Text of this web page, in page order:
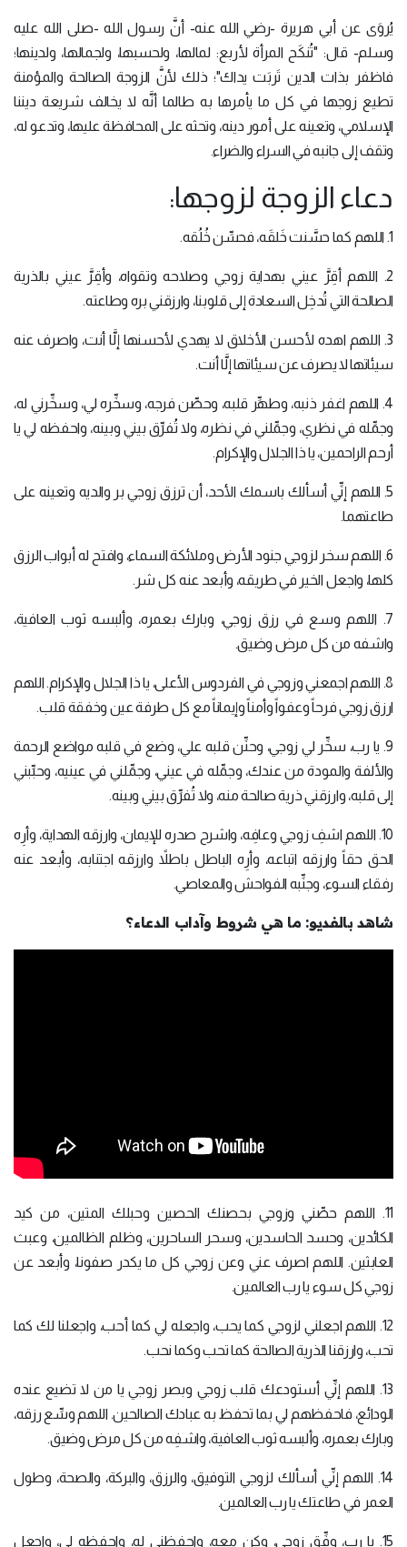
يُروَى عن أبي هريرة -رضي الله عنه- أنَّ رسول الله -صلى الله عليه
وسلم- قال: "تُنكَح المرأة لأربع: لمالها، ولحسبها، ولجمالها، ولدينها؛
فاظفر بذات الدين تَربَت يداك"؛ ذلك لأنَّ الزوجة الصالحة والمؤمنة
تطيع زوجها في كل ما يأمرها به طالما أنَّه لا يخالف شريعة ديننا
الإسلامي، وتعينه على أمور دينه، وتحثه على المحافظة عليها، وتدعو له،
وتقف إلى جانبه في السراء والضراء.
دعاء الزوجة لزوجها:
1. اللهم كما حسَّنت خَلقَه، فحسِّن خُلُقه.
2. اللهم أقِرَّ عيني بهداية زوجي وصلاحه وتقواه، وأقِرَّ عيني بالذرية
الصالحة التي تُدخِل السعادة إلى قلوبنا، وارزقني بره وطاعته.
3. اللهم اهده لأحسن الأخلاق لا يهدي لأحسنها إلَّا أنت، واصرف عنه
سيئاتها لا يصرف عن سيئاتها إلَّا أنت.
4. اللهم اغفر ذنبه، وطهِّر قلبه، وحصِّن فرجه، وسخِّره لي، وسخِّرني له،
وجمِّله في نظري، وجمِّلني في نظره، ولا تُفرِّق بيني وبينه، واحفظه لي يا
أرحم الراحمين، يا ذا الجلال والإكرام.
5. اللهم إنِّي أسألك باسمك الأحد، أن ترزق زوجي بر والديه وتعينه على
طاعتهما.
6. اللهم سخر لزوجي جنود الأرض وملائكة السماء، وافتح له أبواب الرزق
كلها، واجعل الخير في طريقه، وأبعد عنه كل شر.
7. اللهم وسع في رزق زوجي، وبارك بعمره، وألبسه ثوب العافية،
واشفه من كل مرض وضيق.
8. اللهم اجمعني وزوجي في الفردوس الأعلى، يا ذا الجلال والإكرام. اللهم
ارزق زوجي فرحاً وعفواً وأمناً وإيماناً مع كل طرفة عين وخفقة قلب.
9. يا رب، سخِّر لي زوجي، وحنِّن قلبه علي، وضع في قلبه مواضع الرحمة
والألفة والمودة من عندك، وجمِّله في عيني، وجمِّلني في عينيه، وحبِّبني
إلى قلبه، وارزقني ذرية صالحة منه، ولا تُفرِّق بيني وبينه.
10. اللهم اشفِ زوجي وعافِه، واشرح صدره للإيمان، وارزقه الهداية، وأرِه
الحق حقاً وارزقه اتباعه، وأرِه الباطل باطلاً وارزقه اجتنابه، وأبعد عنه
رفقاء السوء، وجنِّبه الفواحش والمعاصي.
شاهد بالفديو: ما هي شروط وآداب الدعاء؟
11. اللهم حصِّني وزوجي بحصنك الحصين وحبلك المتين، من كيد
الكائدين، وحسد الحاسدين، وسحر الساحرين، وظلم الظالمين، وعبث
العابثين. اللهم اصرف عني وعن زوجي كل ما يكدر صفونا، وأبعد عن
زوجي كل سوء يا رب العالمين.
12. اللهم اجعلني لزوجي كما يحب، واجعله لي كما أحب، واجعلنا لك كما
تحب، وارزقنا الذرية الصالحة كما تحب وكما نحب.
13. اللهم إنِّي أستودعك قلب زوجي وبصر زوجي يا من لا تضيع عنده
الودائع، فاحفظهم لي بما تحفظ به عبادك الصالحين. اللهم وسِّع رزقه،
وبارك بعمره، وألبسه ثوب العافية، واشفِه من كل مرض وضيق.
14. اللهم إنِّي أسألك لزوجي التوفيق، والرزق، والبركة، والصحة، وطول
العمر في طاعتك يا رب العالمين.
15. يا رب، وفِّق زوجي، وكن معه، واحفظني له، واحفظه لي، واجعل